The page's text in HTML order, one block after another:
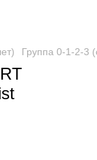
Группа 0-1-2-3